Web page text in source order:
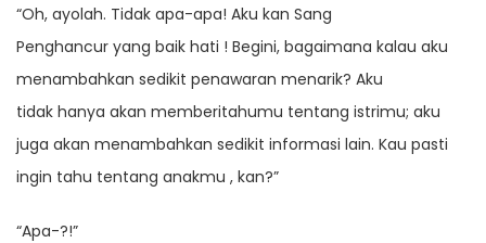
“Oh, ayolah. Tidak apa-apa! Aku kan Sang
Penghancur yang baik hati ! Begini, bagaimana kalau aku
menambahkan sedikit penawaran menarik? Aku
tidak hanya akan memberitahumu tentang istrimu; aku
juga akan menambahkan sedikit informasi lain. Kau pasti
ingin tahu tentang anakmu , kan?”
“Apa-?!”